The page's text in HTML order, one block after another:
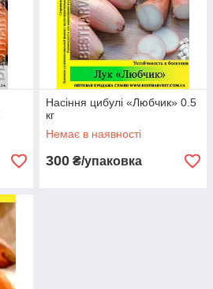
Насіння цибулі «Любчик» 0.5
кг
Немає в наявності
300 ₴/упаковка